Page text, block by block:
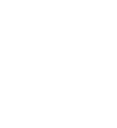
היהלום שבכתר
מסוימת, ויש שירים
משהו השתנה.
הפך לסמל של
ועל תחושת
על יוקר המחיה ועל
להישמע רלוונטי